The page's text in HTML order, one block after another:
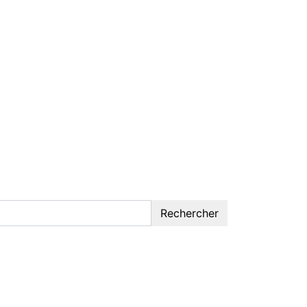
Rechercher